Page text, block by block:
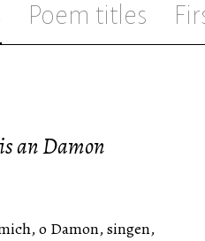
Poem titles
an Damon
o Damon, singen,